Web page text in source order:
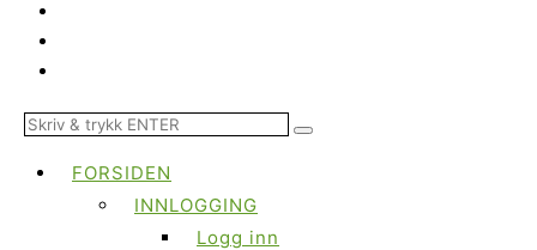
FORSIDEN
INNLOGGING
Logg inn